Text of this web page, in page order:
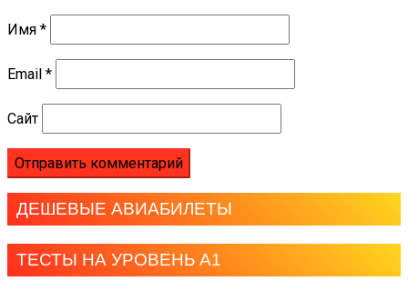
Имя *
Email *
Сайт
ДЕШЕВЫЕ АВИАБИЛЕТЫ
ТЕСТЫ НА УРОВЕНЬ А1